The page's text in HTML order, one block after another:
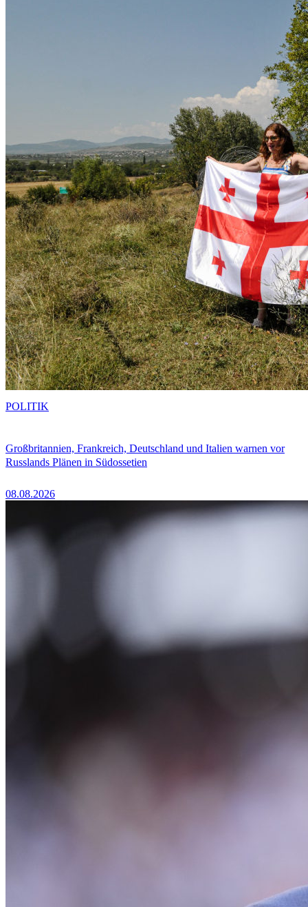
Großbritannien, Frankreich, Deutschland und Italien warnen vor
Russlands Plänen in Südossetien
08.08.2026
POLITIK